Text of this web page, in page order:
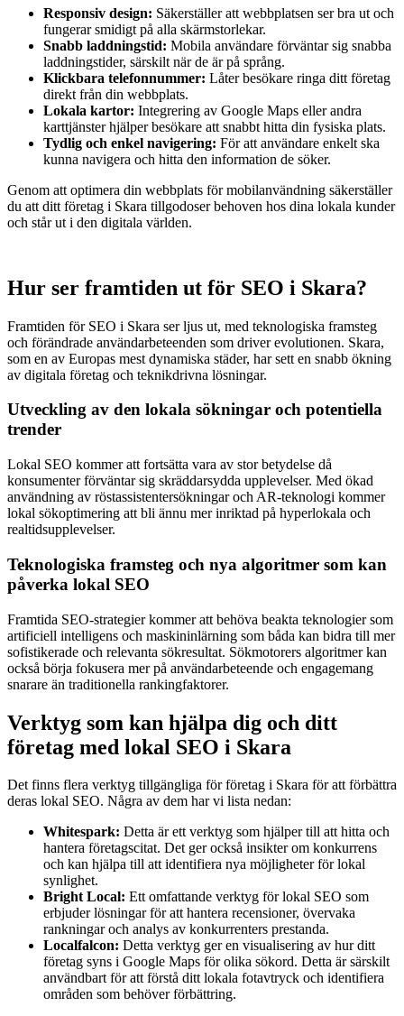
Responsiv design: Säkerställer att webbplatsen ser bra ut och
fungerar smidigt på alla skärmstorlekar.
Snabb laddningstid: Mobila användare förväntar sig snabba
laddningstider, särskilt när de är på språng.
Klickbara telefonnummer: Låter besökare ringa ditt företag
direkt från din webbplats.
Lokala kartor: Integrering av Google Maps eller andra
karttjänster hjälper besökare att snabbt hitta din fysiska plats.
Tydlig och enkel navigering: För att användare enkelt ska
kunna navigera och hitta den information de söker.
Genom att optimera din webbplats för mobilanvändning säkerställer
du att ditt företag i Skara tillgodoser behoven hos dina lokala kunder
och står ut i den digitala världen.
Hur ser framtiden ut för SEO i Skara?
Framtiden för SEO i Skara ser ljus ut, med teknologiska framsteg
och förändrade användarbeteenden som driver evolutionen. Skara,
som en av Europas mest dynamiska städer, har sett en snabb ökning
av digitala företag och teknikdrivna lösningar.
Utveckling av den lokala sökningar och potentiella
trender
Lokal SEO kommer att fortsätta vara av stor betydelse då
konsumenter förväntar sig skräddarsydda upplevelser. Med ökad
användning av röstassistentersökningar och AR-teknologi kommer
lokal sökoptimering att bli ännu mer inriktad på hyperlokala och
realtidsupplevelser.
Teknologiska framsteg och nya algoritmer som kan
påverka lokal SEO
Framtida SEO-strategier kommer att behöva beakta teknologier som
artificiell intelligens och maskininlärning som båda kan bidra till mer
sofistikerade och relevanta sökresultat. Sökmotorers algoritmer kan
också börja fokusera mer på användarbeteende och engagemang
snarare än traditionella rankingfaktorer.
Verktyg som kan hjälpa dig och ditt
företag med lokal SEO i Skara
Det finns flera verktyg tillgängliga för företag i Skara för att förbättra
deras lokal SEO. Några av dem har vi lista nedan:
Whitespark: Detta är ett verktyg som hjälper till att hitta och
hantera företagscitat. Det ger också insikter om konkurrens
och kan hjälpa till att identifiera nya möjligheter för lokal
synlighet.
Bright Local: Ett omfattande verktyg för lokal SEO som
erbjuder lösningar för att hantera recensioner, övervaka
rankningar och analys av konkurrenters prestanda.
Localfalcon: Detta verktyg ger en visualisering av hur ditt
företag syns i Google Maps för olika sökord. Detta är särskilt
användbart för att förstå ditt lokala fotavtryck och identifiera
områden som behöver förbättring.